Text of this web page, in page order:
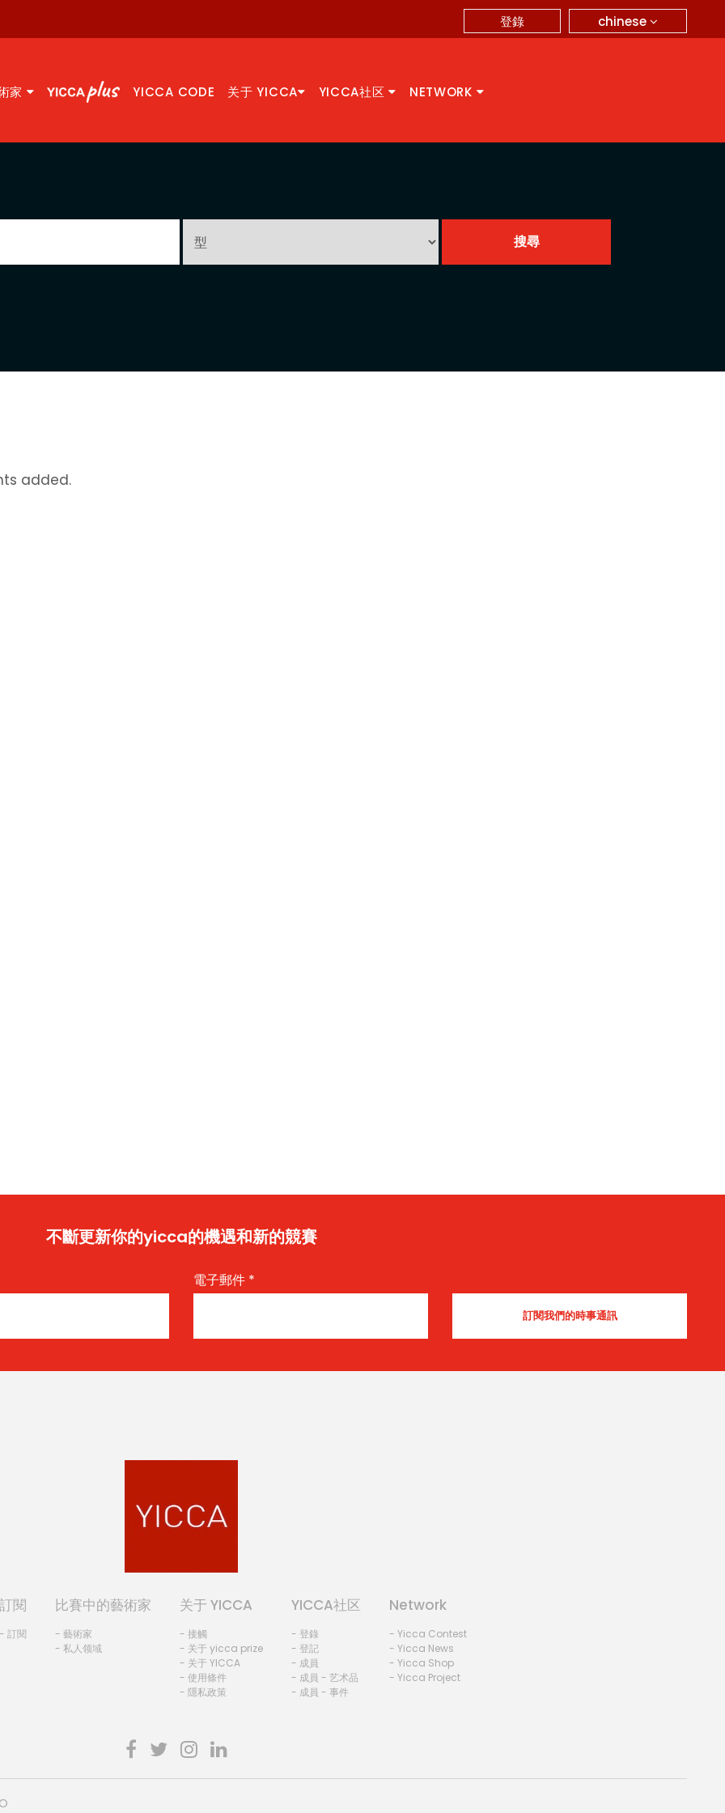
chinese
登錄
家 YICCA CODE 关于 YICCA YICCA社区 NETWORK
added.
不斷更新你的yicca的機遇和新的競賽
電子郵件 *
訂閱
- 訂閱
比賽中的藝術家
- 藝術家
- 私人领域
关于 YICCA
- 接觸
- 关于 yicca prize
- 关于 YICCA
- 使用條件
- 隱私政策
YICCA社区
- 登錄
- 登記
- 成員
- 成員 - 艺术品
- 成員 - 事件
Network
- Yicca Contest
- Yicca News
- Yicca Shop
- Yicca Project